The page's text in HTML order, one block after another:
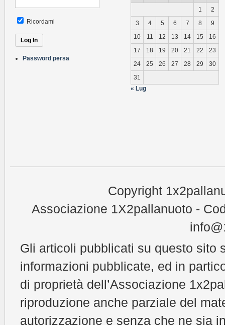
Ricordami
Password persa
1
2
3
4 5 6 7 8
9
10
11 12 13 14 15
16
17
18 19 20 21 22
23
24
25 26 27 28 29
30
31
« Lug
Copyright
Associazione 1X2pallanuoto -
Gli articoli pubblicati su questo sito
informazioni pubblicate, ed in
di proprietà dell’Associazione
riproduzione anche parziale del
autorizzazione e senza che ne sia